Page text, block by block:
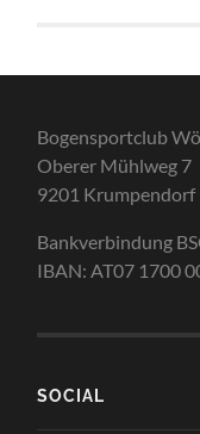
Bogensportclub
Oberer Mühlweg 7
9201 Krumpendorf
Bankverbindung
IBAN: AT07 1700
SOCIAL